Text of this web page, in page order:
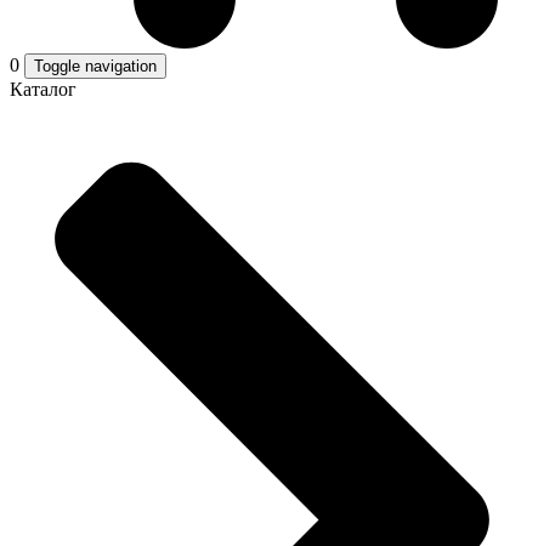
0 Toggle navigation
Каталог